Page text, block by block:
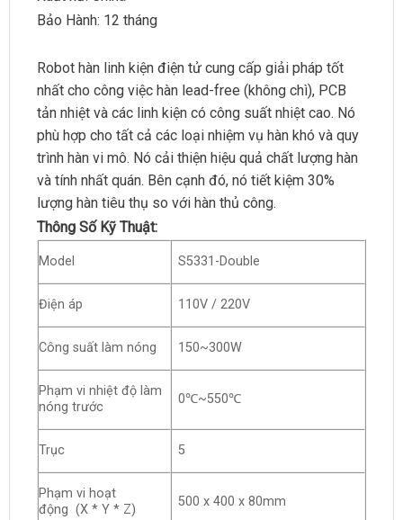
Bảo Hành: 12 tháng
Robot hàn linh kiện điện tử cung cấp giải pháp tốt
nhất cho công việc hàn lead-free (không chì), PCB
tản nhiệt và các linh kiện có công suất nhiệt cao. Nó
phù hợp cho tất cả các loại nhiệm vụ hàn khó và quy
trình hàn vi mô. Nó cải thiện hiệu quả chất lượng hàn
và tính nhất quán. Bên cạnh đó, nó tiết kiệm 30%
lượng hàn tiêu thụ so với hàn thủ công.
Thông Số Kỹ Thuật:
Model S5331-Double
Điện áp 110V / 220V
Công suất làm nóng 150~300W
Phạm vi nhiệt độ làm
nóng trước
0℃~550℃
Trục 5
Phạm vi hoạt
động (X * Y * Z)
500 x 400 x 80mm